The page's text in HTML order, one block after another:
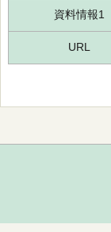
資料情報1
URL